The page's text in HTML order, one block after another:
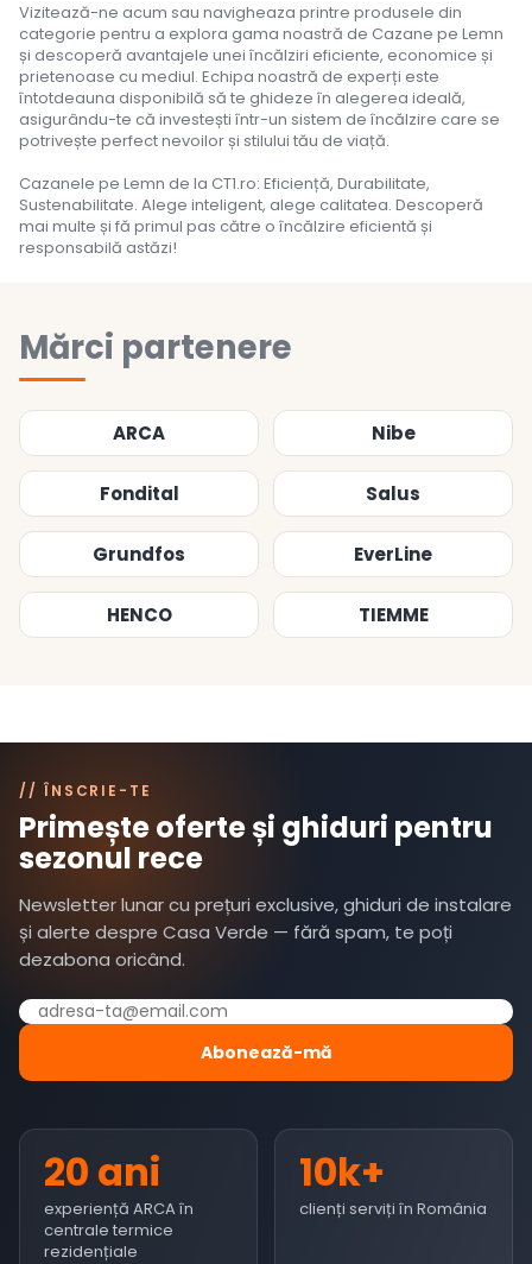
Vizitează-ne acum sau navigheaza printre produsele din
categorie pentru a explora gama noastră de Cazane pe Lemn
și descoperă avantajele unei încălziri eficiente, economice și
prietenoase cu mediul. Echipa noastră de experți este
întotdeauna disponibilă să te ghideze în alegerea ideală,
asigurându-te că investești într-un sistem de încălzire care se
potrivește perfect nevoilor și stilului tău de viață.
Cazanele pe Lemn de la CT1.ro: Eficiență, Durabilitate,
Sustenabilitate. Alege inteligent, alege calitatea. Descoperă
mai multe și fă primul pas către o încălzire eficientă și
responsabilă astăzi!
Mărci partenere
ARCA Nibe
Fondital Salus
Grundfos EverLine
HENCO TIEMME
// ÎNSCRIE-TE
Primește oferte și ghiduri pentru
sezonul rece
Newsletter lunar cu prețuri exclusive, ghiduri de instalare
și alerte despre Casa Verde — fără spam, te poți
dezabona oricând.
Abonează-mă
20 ani
experiență ARCA în
centrale termice
rezidențiale
10k+
clienți serviți în România